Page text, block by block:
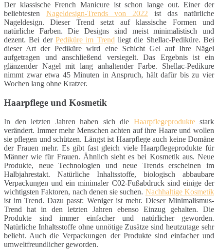
Der klassische French Manicure ist schon lange out. Einer der
beliebtesten Nageldesign-Trends von 2022 ist das natürliche
Nageldesign. Dieser Trend setzt auf klassische Formen und
natürliche Farben. Die Designs sind meist minimalistisch und
dezent. Bei der Pediküre im Trend liegt die Shellac-Pediküre. Bei
dieser Art der Pediküre wird eine Schicht Gel auf Ihre Nägel
aufgetragen und anschließend versiegelt. Das Ergebnis ist ein
glänzender Nagel mit lang anhaltender Farbe. Shellac-Pedikure
nimmt zwar etwa 45 Minuten in Anspruch, hält dafür bis zu vier
Wochen lang ohne Kratzer.
Haarpflege und Kosmetik
In den letzten Jahren haben sich die Haarpflegeproduktestark
verändert. Immer mehr Menschen achten auf ihre Haare und wollen
sie pflegen und schützen. Längst ist Haarpflege auch keine Domäne
der Frauen mehr. Es gibt fast gleich viele Haarpflegeprodukte für
Männer wie für Frauen. Ähnlich sieht es bei Kosmetik aus. Neue
Produkte, neue Technologien und neue Trends erscheinen im
Halbjahrestakt. Natürliche Inhaltsstoffe, biologisch abbaubare
Verpackungen und ein minimaler C02-Fußabdruck sind einige der
wichtigsten Faktoren, nach denen sie suchen. Nachhaltige Kosmetik
ist im Trend. Dazu passt: Weniger ist mehr. Dieser Minimalismus-
Trend hat in den letzten Jahren ebenso Einzug gehalten. Die
Produkte sind immer einfacher und natürlicher geworden.
Natürliche Inhaltsstoffe ohne unnötige Zusätze sind heutzutage sehr
beliebt. Auch die Verpackungen der Produkte sind einfacher und
umweltfreundlicher geworden.